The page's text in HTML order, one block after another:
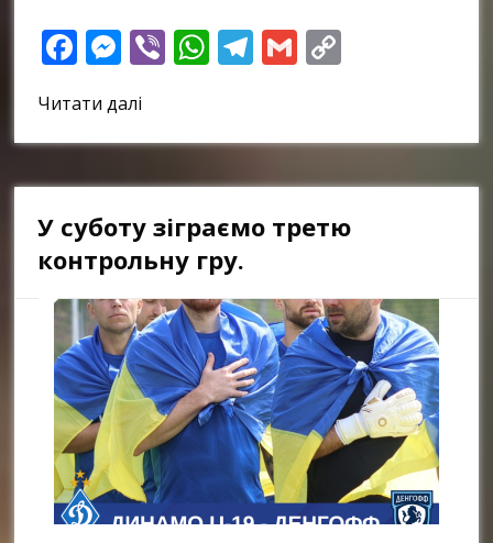
Facebook
Messenger
ViberWhatsApp
Telegram
Gmail
Читати далі
У суботу зіграємо третю
контрольну гру.